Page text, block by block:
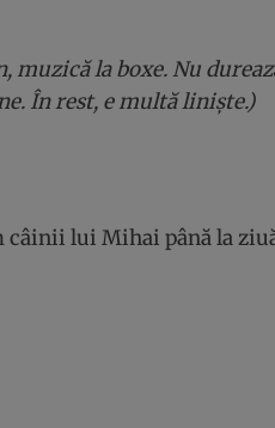
muzică la boxe. Nu
În rest, e multă liniște.)
câinii lui Mihai până la